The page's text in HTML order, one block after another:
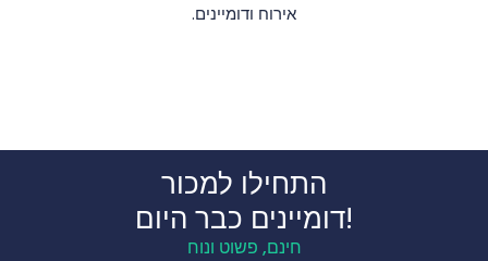
אירוח ודומיינים.
התחילו למכור
דומיינים כבר היום!
חינם, פשוט ונוח